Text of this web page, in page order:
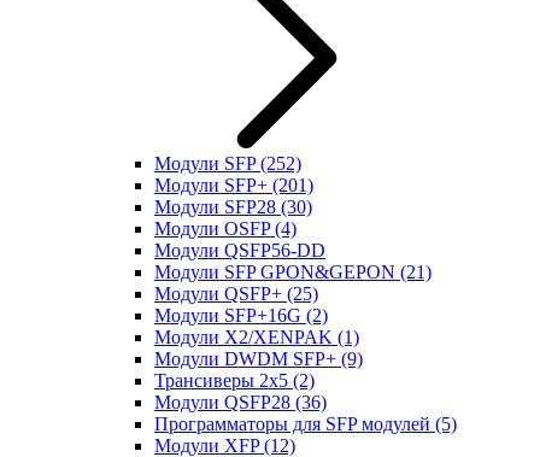
Модули SFP(252)
Модули SFP+ (201)
Модули SFP28 (30)
Модули OSFP(4)
Модули QSFP56-DD
Модули SFP GPON&GEPON (21)
Модули QSFP+ (25)
Модули SFP+16G (2)
Модули X2/XENPAK (1)
Модули DWDM SFP+ (9)
Трансиверы 2x5 (2)
Модули QSFP28 (36)
Программаторы для SFP модулей (5)
Модули XFP(12)